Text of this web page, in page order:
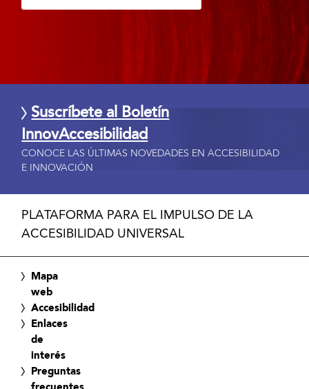
Suscríbete al Boletín
InnovAccesibilidad
CONOCE LAS ÚLTIMAS NOVEDADES EN ACCESIBILIDAD
E INNOVACIÓN
PLATAFORMA PARA EL IMPULSO DE LA
ACCESIBILIDAD UNIVERSAL
Mapa
web
Accesibilidad
Enlaces
de
interés
Preguntas